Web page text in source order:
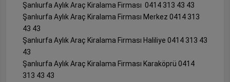
Şanlıurfa Aylık Araç Kiralama Firması 0414 313 43 43
Şanlıurfa Aylık Araç Kiralama Firması Merkez 0414 313
43 43
Şanlıurfa Aylık Araç Kiralama Firması Haliliye 0414 313 43
43
Şanlıurfa Aylık Araç Kiralama Firması Karaköprü 0414
313 43 43